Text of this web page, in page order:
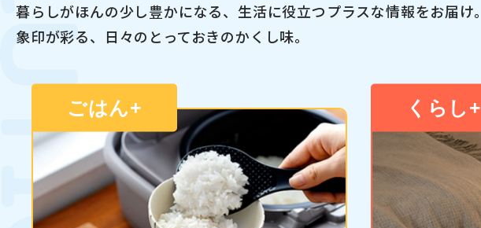
暮らしがほんの少し豊かになる、 生活に役立つプラスな情報をお届け。
象印が彩る、日々のとっておきのかくし味。
ごはん+ くらし +